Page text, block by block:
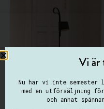
Vi är
Nu har vi inte semester
med en utförsäljning
och annat